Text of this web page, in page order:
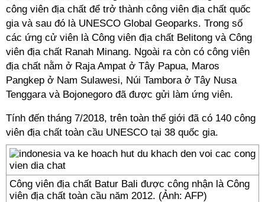
công viên địa chất để trở thành công viên địa chất quốc
gia và sau đó là UNESCO Global Geoparks. Trong số
các ứng cử viên là Công viên địa chất Belitong và Công
viên địa chất Ranah Minang. Ngoài ra còn có công viên
địa chất nằm ở Raja Ampat ở Tây Papua, Maros
Pangkep ở Nam Sulawesi, Núi Tambora ở Tây Nusa
Tenggara và Bojonegoro đã được gửi làm ứng viên.
Tính đến tháng 7/2018, trên toàn thế giới đã có 140 công
viên địa chất toàn cầu UNESCO tại 38 quốc gia.
Công viên địa chất Batur Bali được công nhận là Công
viên địa chất toàn cầu năm 2012. (Ảnh: AFP)